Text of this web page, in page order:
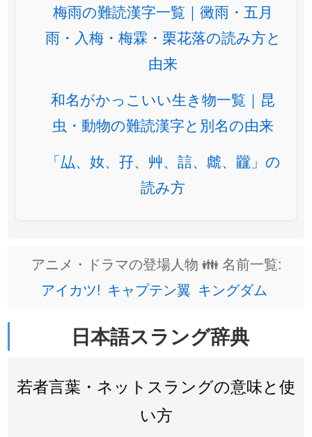
梅雨の難読漢字一覧｜黴雨・五月
雨・入梅・梅霖・栗花落の読み方と
由来
和名がかっこいい生き物一覧｜昆
虫・動物の難読漢字と別名の由来
「厸、奻、孖、艸、誩、虤、龖」の
読み方
アニメ・ドラマの登場人物 👪 名前一覧:
アイカツ! キャプテン翼 キングダム
日本語スラング辞典
若者言葉・ネットスラングの意味と使
い方